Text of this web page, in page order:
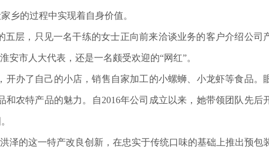
乡的过程中实现着自身价值。
层，只见一名干练的女士正向前来洽谈业务的客户介绍公司
市人大代表，还是一名颇受欢迎的“网红”。
办了自己的小店，销售自家加工的小螺蛳、小龙虾等食品。
农特产品的魅力。自2016年公司成立以来，她带领团队先后
的这一特产改良创新，在忠实于传统口味的基础上推出预包